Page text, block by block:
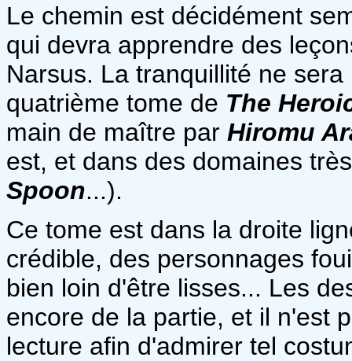
Le chemin est décidément
qui devra apprendre des
Narsus. La tranquillité ne
quatrième tome de The
main de maître par Hiromu
est, et dans des domaines
Spoon...).
Ce tome est dans la droite
crédible, des personnages
bien loin d'être lisses... Les
encore de la partie, et il n'est
lecture afin d'admirer tel